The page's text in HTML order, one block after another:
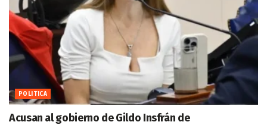
POLITICA
Acusan al gobierno de Gildo Insfrán de